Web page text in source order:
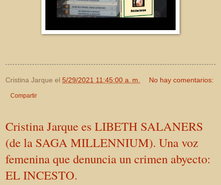
Cristina Jarque el 5/29/2021 11:45:00 a. m. No hay comentarios:
Compartir
Cristina Jarque es LIBETH SALANERS
(de la SAGA MILLENNIUM). Una voz
femenina que denuncia un crimen abyecto:
EL INCESTO.